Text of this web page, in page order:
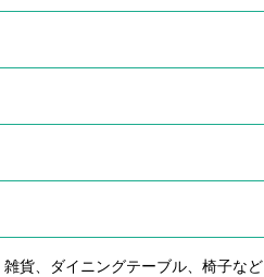
貨、ダイニングテーブル、椅子など